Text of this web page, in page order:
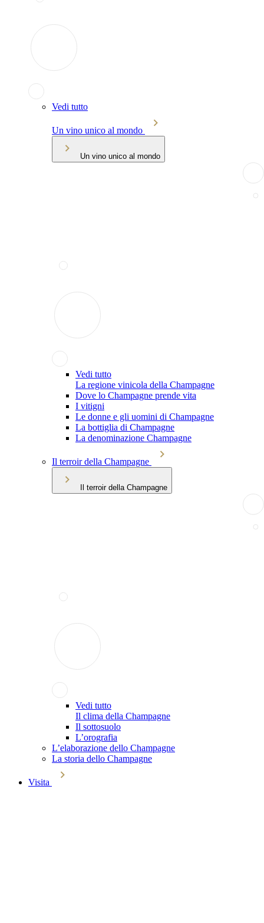
Vedi tutto
Un vino unico al mondo
Un vino unico al mondo
Vedi tutto
La regione vinicola della Champagne
Dove lo Champagne prende vita
I vitigni
Le donne e gli uomini di Champagne
La bottiglia di Champagne
La denominazione Champagne
Il terroir della Champagne
Il terroir della Champagne
Vedi tutto
Il clima della Champagne
Il sottosuolo
L’orografia
L’elaborazione dello Champagne
La storia dello Champagne
Visita